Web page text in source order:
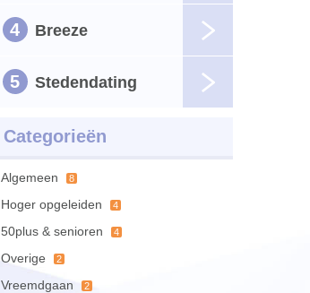
4 Breeze
5 Stedendating
Categorieën
Algemeen 8
Hoger opgeleiden 4
50plus & senioren 4
Overige 2
Vreemdgaan 2